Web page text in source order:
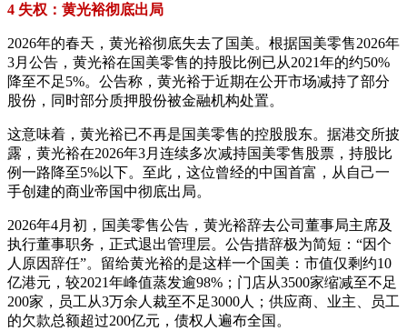
4 失权：黄光裕彻底出局
2026年的春天，黄光裕彻底失去了国美。根据国美零售2026年
3月公告，黄光裕在国美零售的持股比例已从2021年的约50%
降至不足5%。公告称，黄光裕于近期在公开市场减持了部分
股份，同时部分质押股份被金融机构处置。
这意味着，黄光裕已不再是国美零售的控股股东。据港交所披
露，黄光裕在2026年3月连续多次减持国美零售股票，持股比
例一路降至5%以下。至此，这位曾经的中国首富，从自己一
手创建的商业帝国中彻底出局。
2026年4月初，国美零售公告，黄光裕辞去公司董事局主席及
执行董事职务，正式退出管理层。公告措辞极为简短：“因个
人原因辞任”。留给黄光裕的是这样一个国美：市值仅剩约10
亿港元，较2021年峰值蒸发逾98%；门店从3500家缩减至不足
200家，员工从3万余人裁至不足3000人；供应商、业主、员工
的欠款总额超过200亿元，债权人遍布全国。